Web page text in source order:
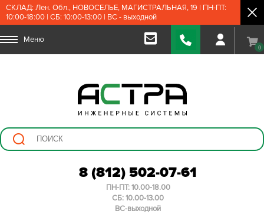
СКЛАД: Лен. Обл., НОВОСЕЛЬЕ, МАГИСТРАЛЬНАЯ, 19 | ПН-ПТ:
10:00-18:00 | СБ: 10:00-13:00 | ВС - выходной
Меню
0
8 (812) 502-07-61
ПН-ПТ: 10.00-18.00
СБ: 10.00-13.00
ВС-выходной